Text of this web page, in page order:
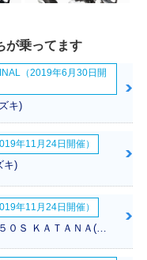
S
2019年 GIXXER S
F250
が乗ってます
（2019年6月30日開
キ)
年11月24日開催）
キ)
年11月24日開催）